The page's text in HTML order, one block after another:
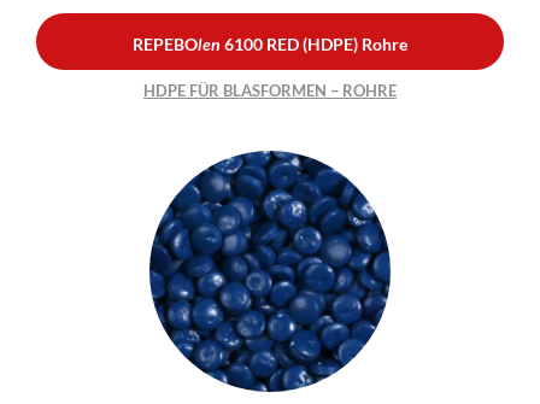
REPEBOlen 6100 RED (HDPE) Rohre
HDPE FÜR BLASFORMEN – ROHRE
REPEBOlen6100 BLUE
(HDPE) Flaschen
HDPE FÜR BLASFORMEN –
FLASCHEN